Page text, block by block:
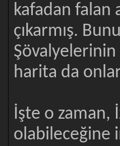
kafadan falan
çıkarmış.
Şövalyelerinin
harita da
İşte o zaman,
olabileceğine